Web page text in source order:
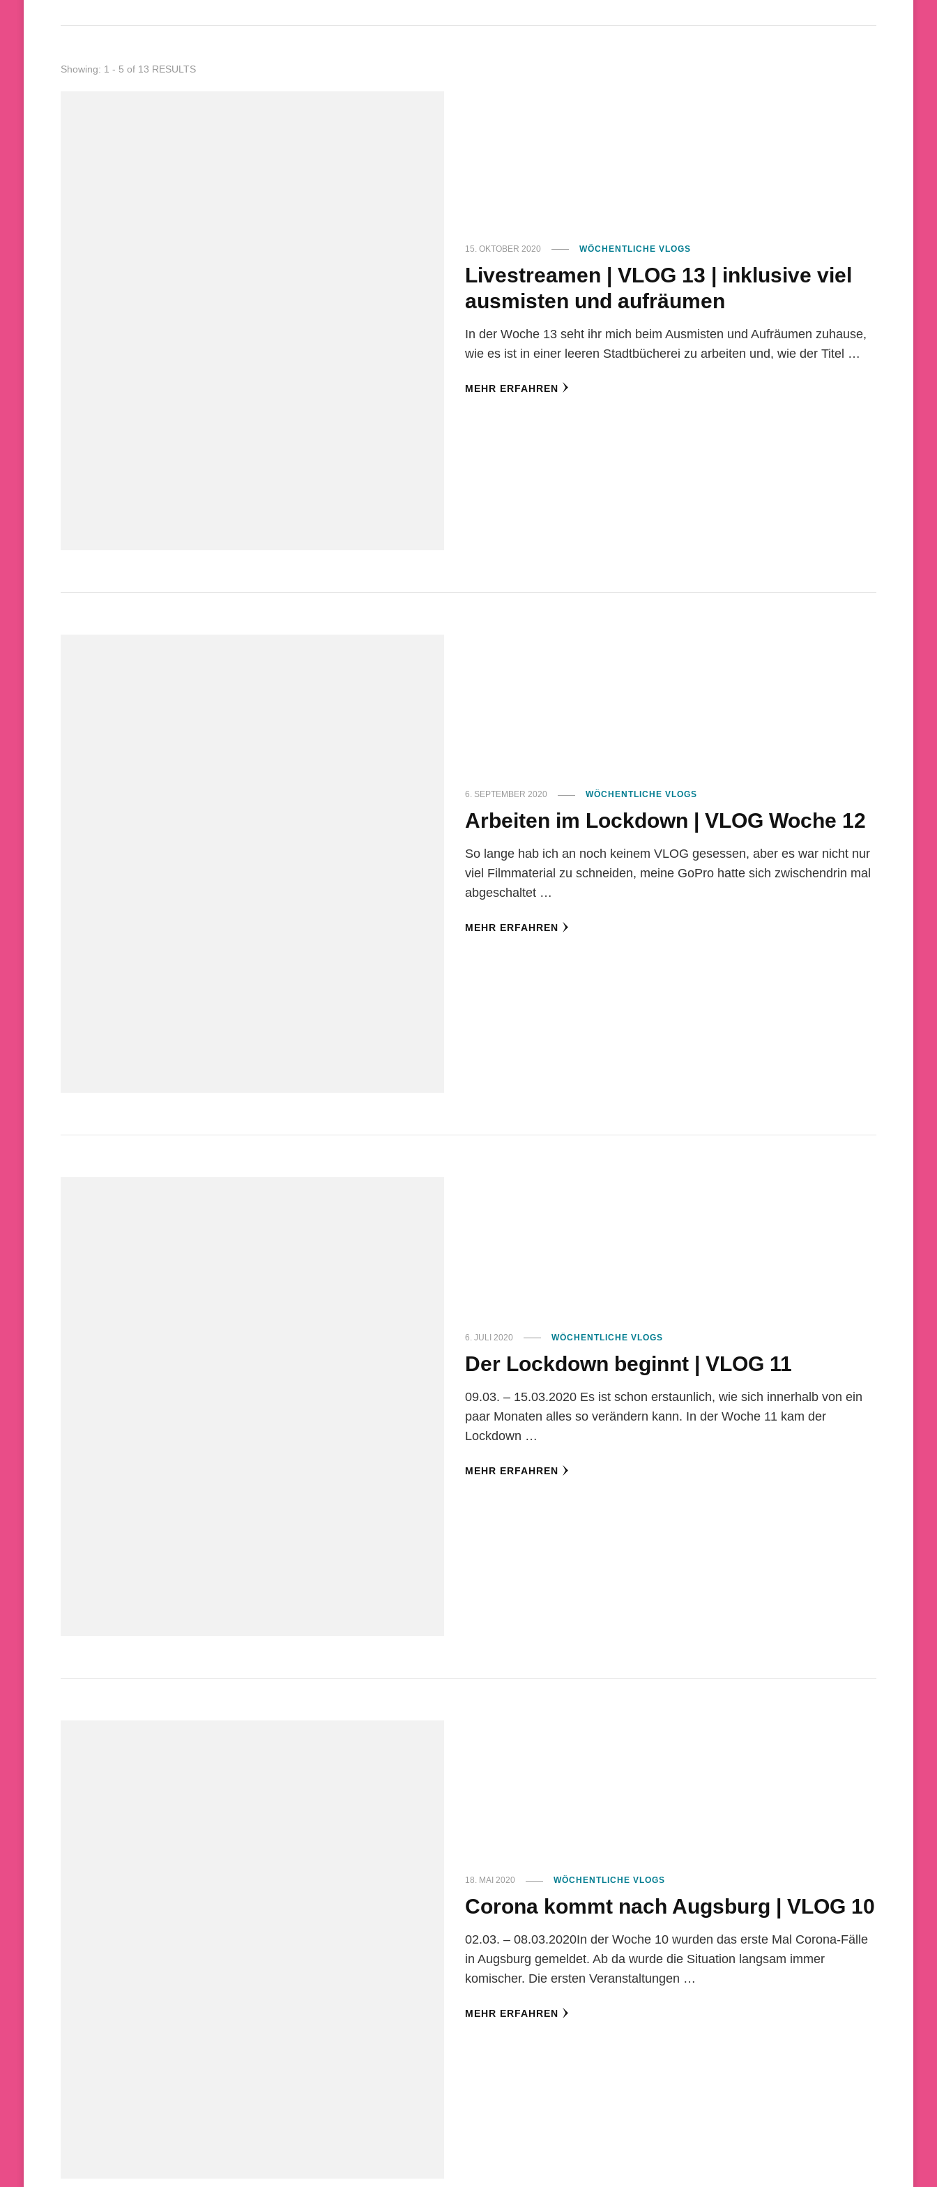
Showing: 1 - 5 of 13 RESULTS
15. OKTOBER 2020 WÖCHENTLICHE VLOGS
Livestreamen | VLOG 13 | inklusive viel
ausmisten und aufräumen
In der Woche 13 seht ihr mich beim Ausmisten und Aufräumen zuhause,
wie es ist in einer leeren Stadtbücherei zu arbeiten und, wie der Titel …
MEHR ERFAHREN
6. SEPTEMBER 2020 WÖCHENTLICHE VLOGS
Arbeiten im Lockdown | VLOG Woche 12
So lange hab ich an noch keinem VLOG gesessen, aber es war nicht nur
viel Filmmaterial zu schneiden, meine GoPro hatte sich zwischendrin mal
abgeschaltet …
MEHR ERFAHREN
6. JULI 2020 WÖCHENTLICHE VLOGS
Der Lockdown beginnt | VLOG 11
09.03. – 15.03.2020 Es ist schon erstaunlich, wie sich innerhalb von ein
paar Monaten alles so verändern kann. In der Woche 11 kam der
Lockdown …
MEHR ERFAHREN
18. MAI 2020 WÖCHENTLICHE VLOGS
Corona kommt nach Augsburg | VLOG 10
02.03. – 08.03.2020In der Woche 10 wurden das erste Mal Corona-Fälle
in Augsburg gemeldet. Ab da wurde die Situation langsam immer
komischer. Die ersten Veranstaltungen …
MEHR ERFAHREN